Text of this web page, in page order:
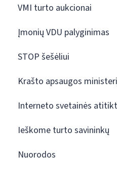
VMI turto aukcionai
Įmonių VDU palyginimas
STOP šešėliui
Krašto apsaugos
Interneto svetainės
Ieškome turto savininkų
Nuorodos